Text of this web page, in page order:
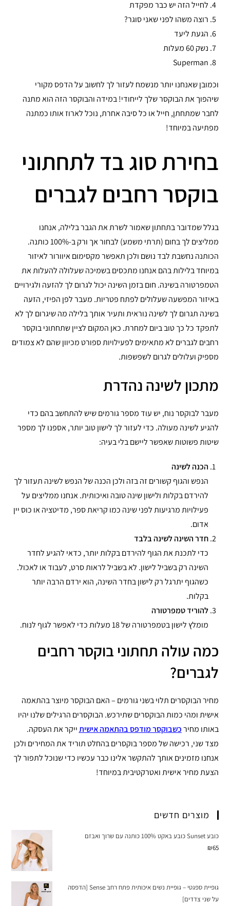
לחייל הזה יש כבר מפקדת
רוצה משהו לפני שאני סוגר?
הגעת ליעד
נשק 60 מעלות
Superman
וכמובן שאנחנו יותר מנשמח לעזור לך לחשוב על הדפס מקורי
שיהפוך את הבוקסר שלך לייחודי! במידה והבוקסר הזה הוא מתנה
לחבר שמתחתן, חייל או כל סיבה אחרת, נוכל לארוז אותו כמתנה
מפתיעה במיוחד!
בחירת סוג בד לתחתוני
בוקסר רחבים לגברים
בגלל שמדובר בתחתון שאמור לשרת את הגבר בלילה, אנחנו
ממליצים לך בחום (תרתי משמע) לבחור אך ורק ב-100% כותנה.
הכותנה נחשבת לבד נושם ולכן תאפשר מקסימום איוורור לאיזור
במיוחד בלילות בהם אנחנו מתכסים בשמיכה שעלולה להעלות את
הטמפרטורה בשינה. חום בזמן השינה יכול לגרום לך להזעה ולגירויים
באיזור המפשעה שעלולים לפתח פטריות. מעבר לפן הפיזי, הזעה
בשינה תגרום לך לשינה נוראית ותעיר אותך בלילה מה שיגרום לך לא
לתפקד כל כך טוב ביום למחרת. כאן המקום לציין שתחתוני בוקסר
רחבים לגברים לא מתאימים לפעילויות ספורט מכיוון שהם לא צמודים
מספיק ועלולים לגרום לשפשפות.
מתכון לשינה נהדרת
מעבר לבוקסר נוח, יש עוד מספר גורמים שיש להתחשב בהם כדי
להגיע לשינה מעולה. כדי לעזור לך לישון טוב יותר, אספנו לך מספר
שיטות פשוטות שאפשר ליישם בלי בעיה:
הכנה לשינה
הנפש והגוף קשורים זה בזה ולכן הכנה של הנפש לשינה תעזור לך
להירדם בקלות ולישון שינה טובה ואיכותית. אנחנו ממליצים על
פעילויות מרגיעות לפני שינה כמו קריאת ספר, מדיטציה או כוס יין
אדום.
חדר השינה לשינה בלבד
כדי לתכנת את הגוף להירדם בקלות יותר, כדאי להגיע לחדר
השינה רק בשביל לישון. לא בשביל לראות סרט, לעבוד או לאכול.
כשהגוף יתרגל רק לישון בחדר השינה, הוא ירדם הרבה יותר
בקלות.
להוריד טמפרטורה
מומלץ לישון בטמפרטורה של 18 מעלות כדי לאפשר לגוף לנוח.
כמה עולה תחתוני בוקסר רחבים
לגברים?
מחיר הבוקסרים תלוי בשני גורמים – האם הבוקסר מיוצר בהתאמה
אישית ומהי כמות הבוקסרים שתירכש. הבוקסרים הרגילים שלנו יהיו
באותו מחירכשבוקסר מודפס בהתאמה אישיתייקר את העסקה.
מצד שני, רכישה של מספר בוקסרים בהחלט תוריד את המחירים ולכן
אנחנו מזמינים אותך להתקשר אלינו כבר עכשיו כדי שנוכל לתפור לך
הצעת מחיר אישית ואטרקטיבית במיוחד!
מוצרים חדשים
כובע Sunset כובע באקט 100% כותנה עם שרוך ואבזם
₪65
גופיית ספגטי – גופיית נשים איכותית פתח רחב Sense [הדפסה
על שני צדדים]